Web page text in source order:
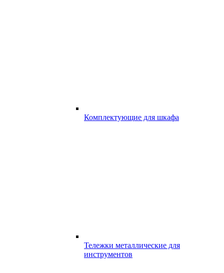
Комплектующие для шкафа
Тележки металлические для
инструментов